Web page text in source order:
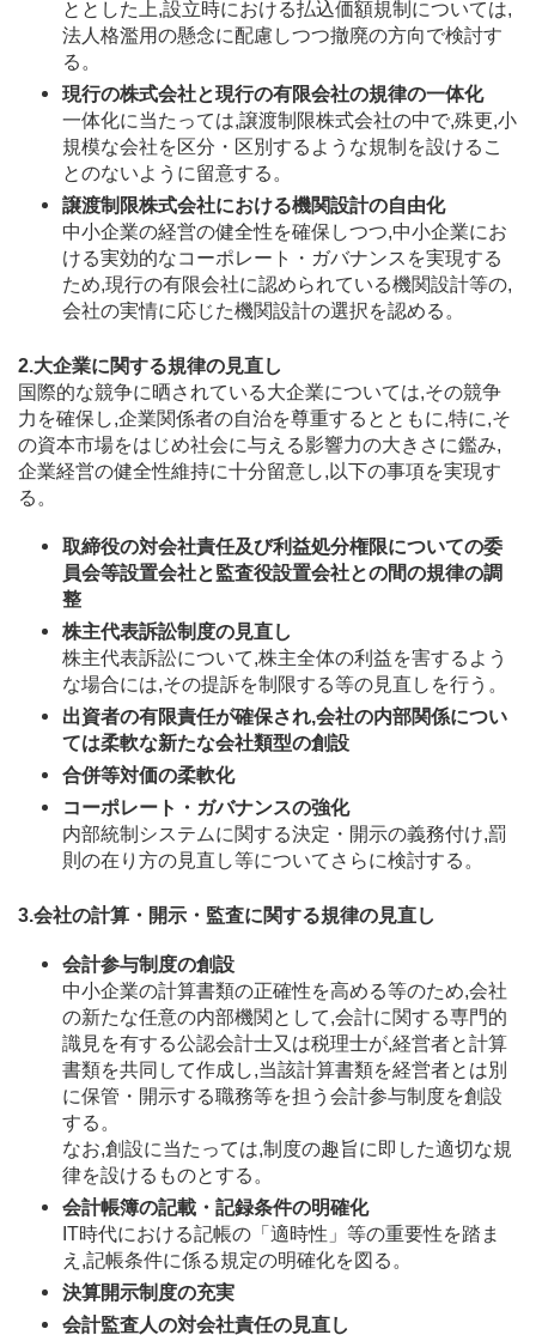
ととした上,設立時における払込価額規制については,
法人格濫用の懸念に配慮しつつ撤廃の方向で検討す
る。
現行の株式会社と現行の有限会社の規律の一体化
一体化に当たっては,譲渡制限株式会社の中で,殊更,小
規模な会社を区分・区別するような規制を設けるこ
とのないように留意する。
譲渡制限株式会社における機関設計の自由化
中小企業の経営の健全性を確保しつつ,中小企業にお
ける実効的なコーポレート・ガバナンスを実現する
ため,現行の有限会社に認められている機関設計等の,
会社の実情に応じた機関設計の選択を認める。
2.大企業に関する規律の見直し
国際的な競争に晒されている大企業については,その競争
力を確保し,企業関係者の自治を尊重するとともに,特に,そ
の資本市場をはじめ社会に与える影響力の大きさに鑑み,
企業経営の健全性維持に十分留意し,以下の事項を実現す
る。
取締役の対会社責任及び利益処分権限についての委
員会等設置会社と監査役設置会社との間の規律の調
整
株主代表訴訟制度の見直し
株主代表訴訟について,株主全体の利益を害するよう
な場合には,その提訴を制限する等の見直しを行う。
出資者の有限責任が確保され,会社の内部関係につい
ては柔軟な新たな会社類型の創設
合併等対価の柔軟化
コーポレート・ガバナンスの強化
内部統制システムに関する決定・開示の義務付け,罰
則の在り方の見直し等についてさらに検討する。
3.会社の計算・開示・監査に関する規律の見直し
会計参与制度の創設
中小企業の計算書類の正確性を高める等のため,会社
の新たな任意の内部機関として,会計に関する専門的
識見を有する公認会計士又は税理士が,経営者と計算
書類を共同して作成し,当該計算書類を経営者とは別
に保管・開示する職務等を担う会計参与制度を創設
する。
なお,創設に当たっては,制度の趣旨に即した適切な規
律を設けるものとする。
会計帳簿の記載・記録条件の明確化
IT時代における記帳の「適時性」等の重要性を踏ま
え,記帳条件に係る規定の明確化を図る。
決算開示制度の充実
会計監査人の対会社責任の見直し